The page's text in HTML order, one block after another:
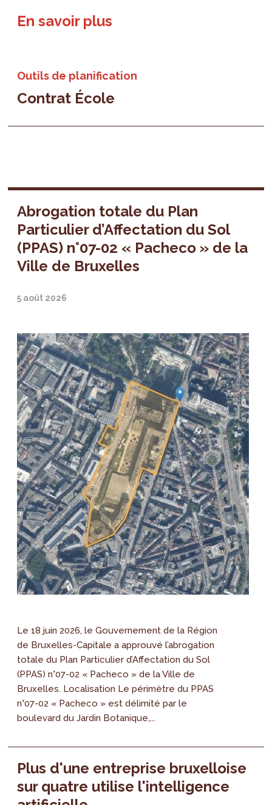
En savoir plus
Outils de planification
Contrat École
Abrogation totale du Plan
Particulier d’Affectation du Sol
(PPAS) n°07-02 « Pacheco » de la
Ville de Bruxelles
5 août 2026
Le 18 juin 2026, le Gouvernement de la Région
de Bruxelles-Capitale a approuvé l’abrogation
totale du Plan Particulier d’Affectation du Sol
(PPAS) n°07-02 « Pacheco » de la Ville de
Bruxelles. Localisation Le périmètre du PPAS
n°07-02 « Pacheco » est délimité par le
boulevard du Jardin Botanique,...
Plus d'une entreprise bruxelloise
sur quatre utilise l'intelligence